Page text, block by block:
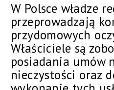
W Polsce władze
przeprowadzają
przydomowych
Właściciele są
posiadania umów
nieczystości oraz